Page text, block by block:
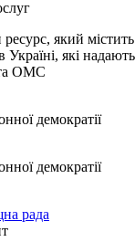
який
Україні, які
та ОМС
демократії
демократії
рада